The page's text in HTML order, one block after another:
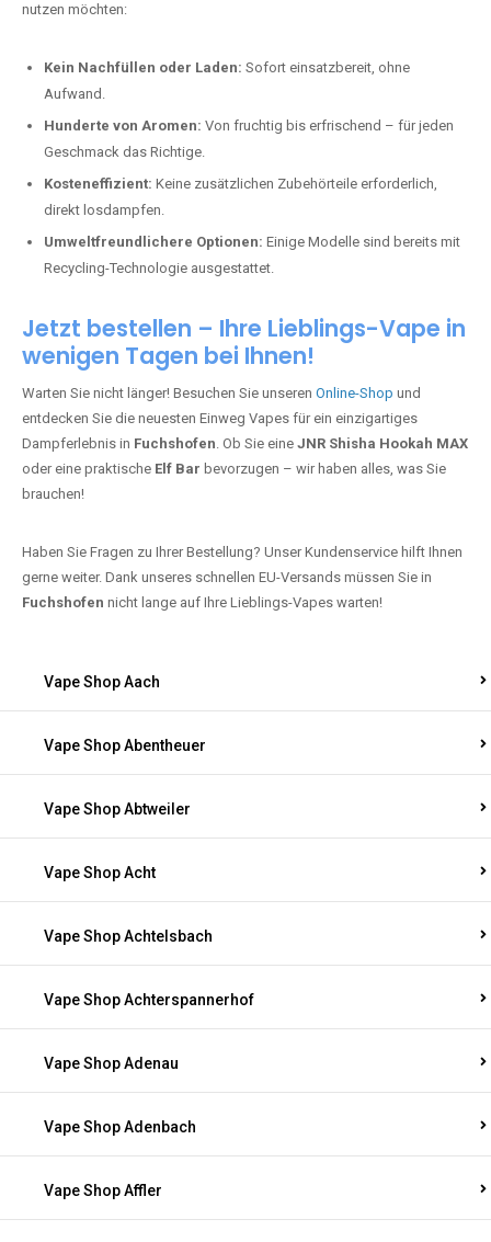
nutzen möchten:
Kein Nachfüllen oder Laden: Sofort einsatzbereit, ohne
Aufwand.
Hunderte von Aromen: Von fruchtig bis erfrischend – für jeden
Geschmack das Richtige.
Kosteneffizient: Keine zusätzlichen Zubehörteile erforderlich,
direkt losdampfen.
Umweltfreundlichere Optionen: Einige Modelle sind bereits mit
Recycling-Technologie ausgestattet.
Jetzt bestellen – Ihre Lieblings-Vape in
wenigen Tagen bei Ihnen!
Warten Sie nicht länger! Besuchen Sie unseren Online-Shop und
entdecken Sie die neuesten Einweg Vapes für ein einzigartiges
Dampferlebnis in Fuchshofen. Ob Sie eine JNR Shisha Hookah MAX
oder eine praktische Elf Bar bevorzugen – wir haben alles, was Sie
brauchen!
Haben Sie Fragen zu Ihrer Bestellung? Unser Kundenservice hilft Ihnen
gerne weiter. Dank unseres schnellen EU-Versands müssen Sie in
Fuchshofen nicht lange auf Ihre Lieblings-Vapes warten!
Vape Shop Aach
Vape Shop Abentheuer
Vape Shop Abtweiler
Vape Shop Acht
Vape Shop Achtelsbach
Vape Shop Achterspannerhof
Vape Shop Adenau
Vape Shop Adenbach
Vape Shop Affler